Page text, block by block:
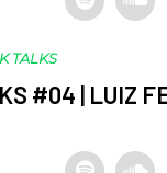
TALKS
#04 | LUIZ